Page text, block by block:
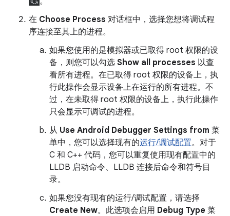
在 Choose Process 对话框中，选择您想将调试程
序连接至其上的进程。
如果您使用的是模拟器或已取得 root 权限的设
备，则您可以勾选 Show all processes 以查
看所有进程。在已取得 root 权限的设备上，执
行此操作会显示设备上在运行的所有进程。不
过，在未取得 root 权限的设备上，执行此操作
只会显示可调试的进程。
从 Use Android Debugger Settings from 菜
单中，您可以选择现有的运行/调试配置。对于
C 和 C++ 代码，您可以重复使用现有配置中的
LLDB 启动命令、LLDB 连接后命令和符号目
录。
如果您没有现有的运行/调试配置，请选择
Create New。此选项会启用 Debug Type 菜